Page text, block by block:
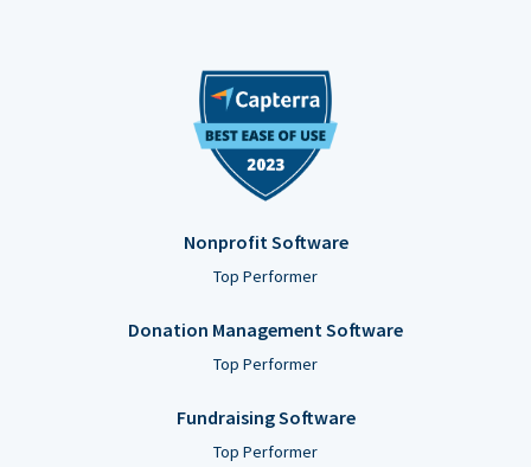
Nonprofit Software
Top Performer
Donation Management Software
Top Performer
Fundraising Software
Top Performer